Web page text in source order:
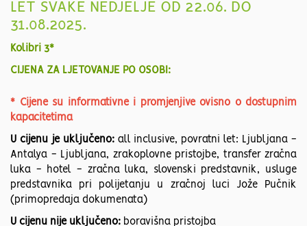
LET SVAKE NEDJELJE OD 22.06. DO
31.08.2025.
Kolibri 3*
CIJENA ZA LJETOVANJE PO OSOBI:
* Cijene su informativne i promjenjive ovisno o dostupnim
kapacitetima
U cijenu je uključeno: all inclusive, povratni let: Ljubljana -
Antalya - Ljubljana, zrakoplovne pristojbe, transfer zračna
luka - hotel - zračna luka, slovenski predstavnik, usluge
predstavnika pri polijetanju u zračnoj luci Jože Pučnik
(primopredaja dokumenata)
U cijenu nije uključeno: boravišna pristojba